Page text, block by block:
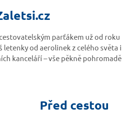
parťákem už od roku
letenky od aerolinek z celého světa i
kanceláří – vše pěkně pohromadě
Před cestou